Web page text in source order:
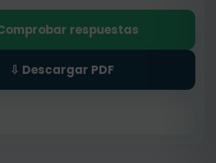
respuestas
⇩ Descargar PDF